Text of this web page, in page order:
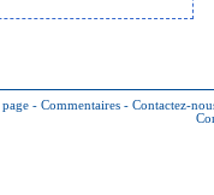
- Commentaires - Contactez-